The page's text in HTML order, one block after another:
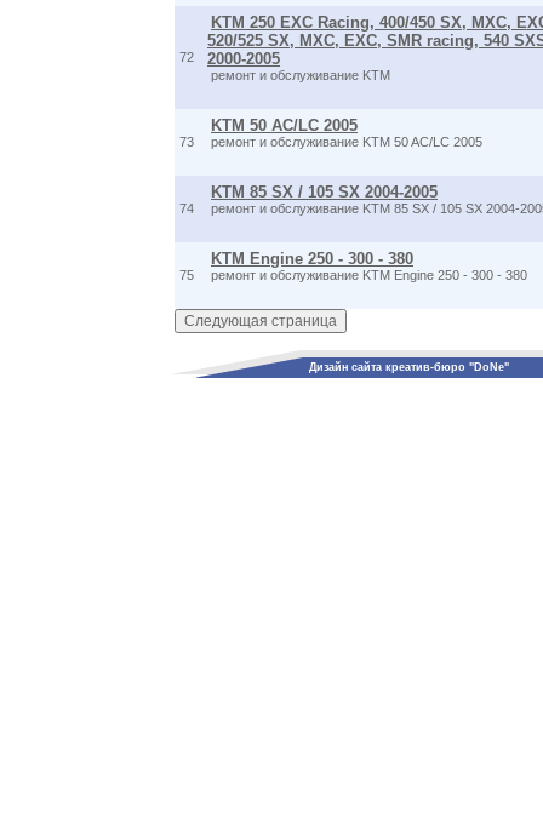
72
KTM 250 EXC Racing, 400/450 SX, MXC,
520/525 SX, MXC, EXC, SMR racing, 540
2000-2005
ремонт и обслуживание KTM
73
KTM 50 AC/LC 2005
ремонт и обслуживание KTM 50 AC/LC 2005
74
KTM 85 SX / 105 SX 2004-2005
ремонт и обслуживание KTM 85 SX / 105 SX 2004-
75
KTM Engine 250 - 300 - 380
ремонт и обслуживание KTM Engine 250 - 300 - 380
Дизайн сайта креатив-бюро "DoNe"